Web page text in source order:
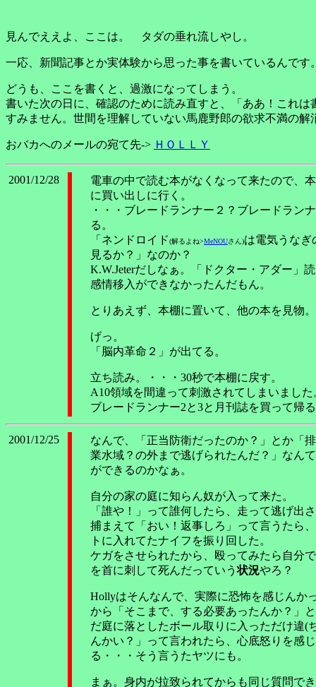
見んでええよ、ここは。 タダの垂れ流しやし。
一応、新聞記事とか実体験から思った事を書いているんです
どうも、ここを書くと、過激になってしまう。
書いた次の日に、確認のために読み直すと、「ああ！これ
すみません。世間を理解していない馬鹿野郎の欲求不満の解
おバカへのメールの宛て先-> ＨＯＬＬＹ
2001/12/28
電車の中で読む本がなくなって来たので、
に買い出しに行く。
・・・ブレードランナー２？ブレードラン
る。
「ネンドロイド(解るよね>MeNOUさん)は電気うなぎ
見るか？」なのか？
K.W.Jeterだしなぁ。「ドクター・アダー」
感情移入ができなかったんだもん。
とりあえず、本棚に置いて、他の本を見物。
げっ。
「脳内革命２」が出てる。
立ち読み。・・・30秒で本棚に戻す。
A10領域を間違って刺激されてしまいました
ブレードランナー2と3と月刊誌を買って帰
2001/12/25
なんで、「正当防衛だったのか？」とか「
業水域？の外まで逃げられたんだ？」なん
ができるのかなぁ。
自分の家の庭に知らん奴が入って来た。
「誰や！」って誰何したら、走って逃げ出
捕まえて「おい！返事しろ」って言うたら
トに入れてたナイフを振り回した。
ケガをさせられたから、殴ってみたら自分
を首に刺して死んだっていう状況やろ？
Hollyはそんなんで、実際に恐怖を感じんか
から「そこまで、する必要あったんか？」
だ庭に落としたボール取りに入っただけ違(
んかい？」って言われたら、心底怒りを感じ
る・・・そう言うたヤツにも。
まぁ。身内が拉致られてからも同じ質問で